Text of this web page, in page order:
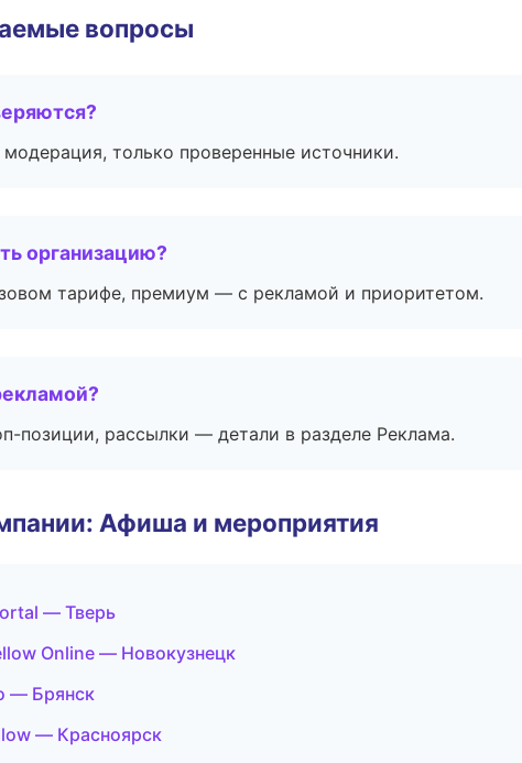
вопросы
только проверенные источники.
организацию?
тарифе, премиум — с рекламой и приоритетом.
позиции, рассылки — детали в разделе Реклама.
Афиша и мероприятия
— Тверь
Online — Новокузнецк
— Брянск
— Красноярск